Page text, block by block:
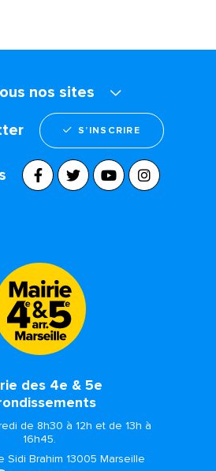
nos sites
S’INSCRIRE
des 4e & 5e
de 8h30 à 12h et de 13h à
16h45.
Sidi Brahim 13005 Marseille